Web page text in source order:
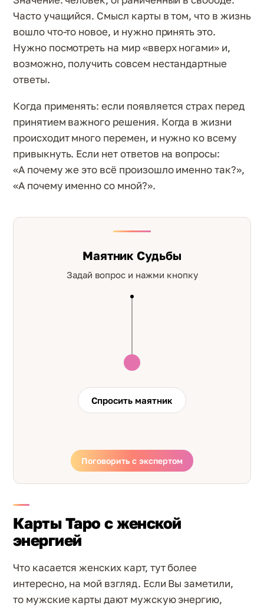
Часто учащийся. Смысл карты в том, что в жизнь
вошло что-то новое, и нужно принять это.
Нужно посмотреть на мир «вверх ногами» и,
возможно, получить совсем нестандартные
ответы.
Когда применять: если появляется страх перед
принятием важного решения. Когда в жизни
происходит много перемен, и нужно ко всему
привыкнуть. Если нет ответов на вопросы:
«А почему же это всё произошло именно так?»,
«А почему именно со мной?».
Маятник Судьбы
Задай вопрос и нажми кнопку
Спросить маятник
Поговорить с экспертом
Карты Таро с женской
энергией
Что касается женских карт, тут более
интересно, на мой взгляд. Если Вы заметили,
то мужские карты дают мужскую энергию,